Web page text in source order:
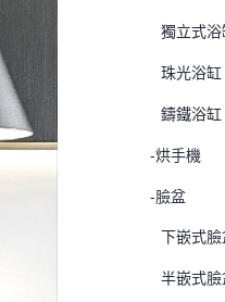
獨立式浴
珠光浴缸
鑄鐵浴缸
-烘手機
-臉盆
下嵌式臉
半嵌式臉